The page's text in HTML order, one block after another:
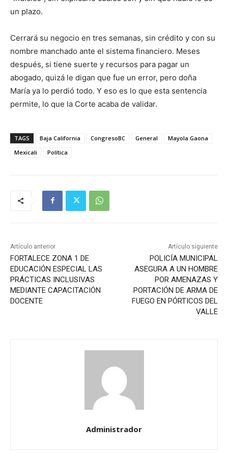
un plazo.
Cerrará su negocio en tres semanas, sin crédito y con su
nombre manchado ante el sistema financiero. Meses
después, si tiene suerte y recursos para pagar un
abogado, quizá le digan que fue un error, pero doña
María ya lo perdió todo. Y eso es lo que esta sentencia
permite, lo que la Corte acaba de validar.
TAGS Baja California CongresoBC General
Mayola Gaona
Mexicali
Política
Artículo anterior
FORTALECE ZONA 1 DE
EDUCACIÓN ESPECIAL LAS
PRÁCTICAS INCLUSIVAS
MEDIANTE CAPACITACIÓN
DOCENTE
Artículo siguiente
POLICÍA MUNICIPAL
ASEGURA A UN HOMBRE
POR AMENAZAS Y
PORTACIÓN DE ARMA DE
FUEGO EN PÓRTICOS DEL
VALLE
Administrador